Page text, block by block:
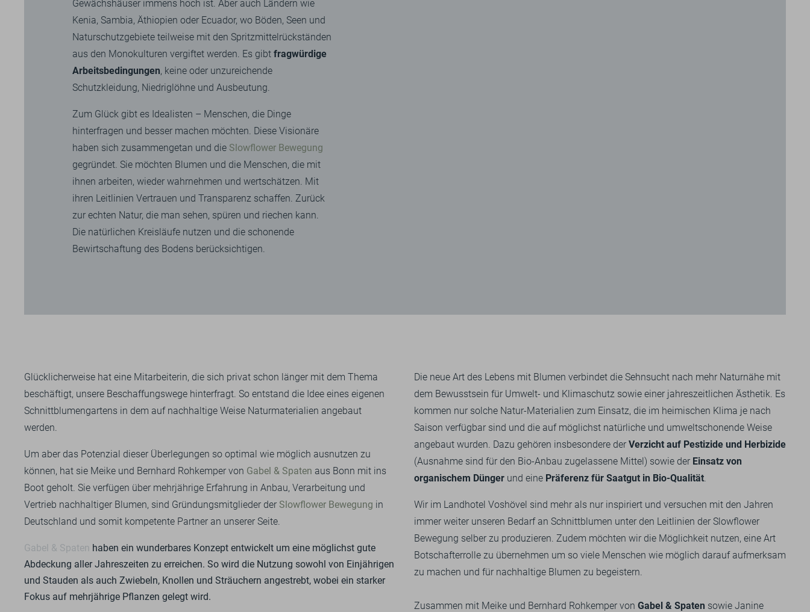
Gewächshäuser immens hoch ist. Aber auch Ländern wie
Kenia, Sambia, Äthiopien oder Ecuador, wo Böden, Seen und
Naturschutzgebiete teilweise mit den Spritzmittelrückständen
aus den Monokulturen vergiftet werden. Es gibt fragwürdige
Arbeitsbedingungen, keine oder unzureichende
Schutzkleidung, Niedriglöhne und Ausbeutung.
Zum Glück gibt es Idealisten – Menschen, die Dinge
hinterfragen und besser machen möchten. Diese Visionäre
haben sich zusammengetan und die Slowflower Bewegung
gegründet. Sie möchten Blumen und die Menschen, die mit
ihnen arbeiten, wieder wahrnehmen und wertschätzen. Mit
ihren Leitlinien Vertrauen und Transparenz schaffen. Zurück
zur echten Natur, die man sehen, spüren und riechen kann.
Die natürlichen Kreisläufe nutzen und die schonende
Bewirtschaftung des Bodens berücksichtigen.
Glücklicherweise hat eine Mitarbeiterin, die sich privat schon länger mit dem Thema
beschäftigt, unsere Beschaffungswege hinterfragt. So entstand die Idee eines eigenen
Schnittblumengartens in dem auf nachhaltige Weise Natur­materialien angebaut
werden.
Um aber das Potenzial dieser Überlegungen so optimal wie möglich ausnutzen zu
können, hat sie Meike und Bernhard Rohkemper von Gabel & Spaten aus Bonn mit ins
Boot geholt. Sie verfügen über mehrjährige Erfahrung in Anbau, Verarbeitung und
Vertrieb nachhaltiger Blumen, sind Gründungsmitglieder der Slowflower Bewegung in
Deutschland und somit kompetente Partner an unserer Seite.
Gabel & Spaten haben ein wunderbares Konzept entwickelt um eine möglichst gute
Abdeckung aller Jahreszeiten zu erreichen. So wird die Nutzung sowohl von Einjährigen
und Stauden als auch Zwiebeln, Knollen und Sträuchern angestrebt, wobei ein starker
Fokus auf mehrjährige Pflanzen gelegt wird.
Die neue Art des Lebens mit Blumen verbindet die Sehnsucht nach mehr Naturnähe mit
dem Bewusstsein für Umwelt- und Klimaschutz sowie einer jahreszeitlichen Ästhetik. Es
kommen nur solche Natur-Materialien zum Einsatz, die im heimischen Klima je nach
Saison verfügbar sind und die auf möglichst natürliche und umweltschonende Weise
angebaut wurden. Dazu gehören insbesondere der Verzicht auf Pestizide und Herbizide
(Ausnahme sind für den Bio-Anbau zugelassene Mittel) sowie der Einsatz von
organischem Dünger und eine Präferenz für Saatgut in Bio-Qualität.
Wir im Landhotel Voshövel sind mehr als nur inspiriert und versuchen mit den Jahren
immer weiter unseren Bedarf an Schnittblumen unter den Leitlinien der Slowflower
Bewegung selber zu produzieren. Zudem möchten wir die Möglichkeit nutzen, eine Art
Botschafterrolle zu übernehmen um so viele Menschen wie möglich darauf aufmerksam
zu machen und für nachhaltige Blumen zu begeistern.
Zusammen mit Meike und Bernhard Rohkemper von Gabel & Spaten sowie Janine